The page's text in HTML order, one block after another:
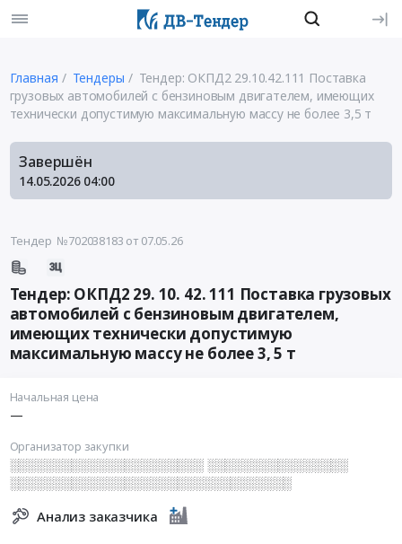
Главная Тендеры
Тендер: ОКПД2 29.10.42.111 Поставка
грузовых автомобилей с бензиновым двигателем, имеющих
технически допустимую максимальную массу не более 3,5 т
Завершён
14.05.2026 04:00
Тендер №702038183 от 07.05.26
Тендер: ОКПД2 29. 10. 42. 111 Поставка грузовых
автомобилей с бензиновым двигателем,
имеющих технически допустимую
максимальную массу не более 3, 5 т
Начальная цена
—
Организатор закупки
░░░░░░░░░░░░░░░░░░░░░░ ░░░░░░░░░░░░░░░░
░░░░░░░░░░░░░░░░░░░░░░░░░░░░░░░░
Анализ заказчика